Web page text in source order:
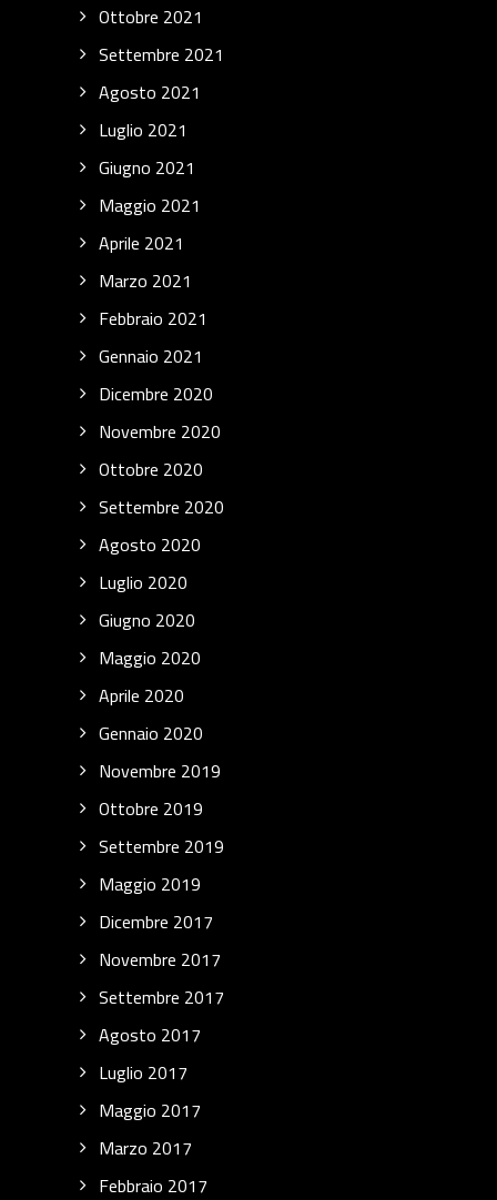
Ottobre 2021
Settembre 2021
Agosto 2021
Luglio 2021
Giugno 2021
Maggio 2021
Aprile 2021
Marzo 2021
Febbraio 2021
Gennaio 2021
Dicembre 2020
Novembre 2020
Ottobre 2020
Settembre 2020
Agosto 2020
Luglio 2020
Giugno 2020
Maggio 2020
Aprile 2020
Gennaio 2020
Novembre 2019
Ottobre 2019
Settembre 2019
Maggio 2019
Dicembre 2017
Novembre 2017
Settembre 2017
Agosto 2017
Luglio 2017
Maggio 2017
Marzo 2017
Febbraio 2017